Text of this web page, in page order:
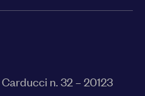
n. 32 – 20123